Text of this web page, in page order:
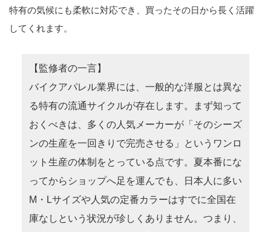
特有の気候にも柔軟に対応でき、買ったその日から長く活躍
してくれます。
【監修者の一言】
バイクアパレル業界には、一般的な洋服とは異な
る特有の流通サイクルが存在します。まず知って
おくべきは、多くの人気メーカーが「そのシーズ
ンの生産を一回きりで完売させる」というワンロ
ット生産の体制をとっている点です。夏本番にな
ってからショップへ足を運んでも、日本人に多い
M・Lサイズや人気の定番カラーはすでに全国在
庫なしという状況が珍しくありません。つまり、